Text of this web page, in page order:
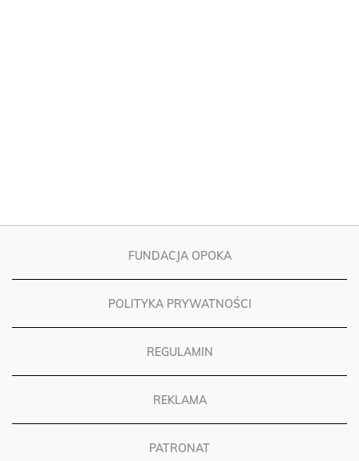
FUNDACJA OPOKA
POLITYKA PRYWATNOŚCI
REGULAMIN
REKLAMA
PATRONAT